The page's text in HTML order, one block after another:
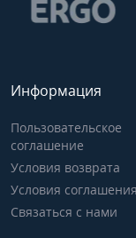
Информация
Пользовательское
соглашение
Условия возврата
Условия соглашения
Связаться с нами